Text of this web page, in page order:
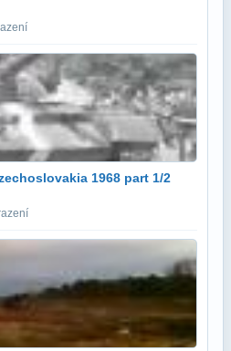
1968 part 1/2